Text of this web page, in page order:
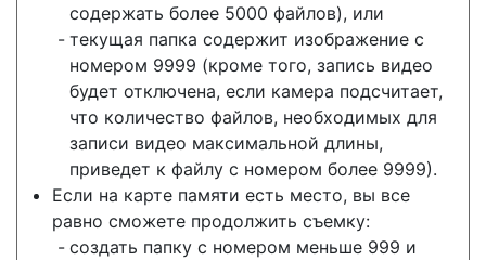
содержать более 5000 файлов), или
текущая папка содержит изображение с
номером 9999 (кроме того, запись видео
будет отключена, если камера подсчитает,
что количество файлов, необходимых для
записи видео максимальной длины,
приведет к файлу с номером более 9999).
Если на карте памяти есть место, вы все
равно сможете продолжить съемку:
создать папку с номером меньше 999 и